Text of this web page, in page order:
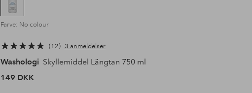
Farve: No colour
12 3 anmeldelser
Washologi Skyllemiddel Längtan 750 ml
149 DKK